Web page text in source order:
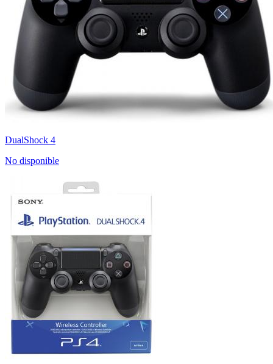
DualShock 4
No disponible